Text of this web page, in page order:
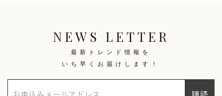
NEWS LETTER
最新トレンド情報を
いち早くお届けします！